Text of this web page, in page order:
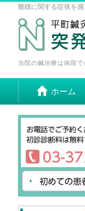
難聴に関する症状を
当院の鍼治療は病院
ホーム